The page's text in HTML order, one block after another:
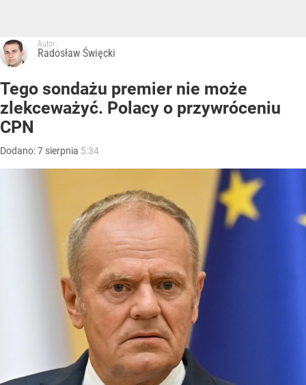
Autor:
Radosław Święcki
Tego sondażu premier nie może
zlekceważyć. Polacy o przywróceniu
CPN
Dodano:7 sierpnia 5:34